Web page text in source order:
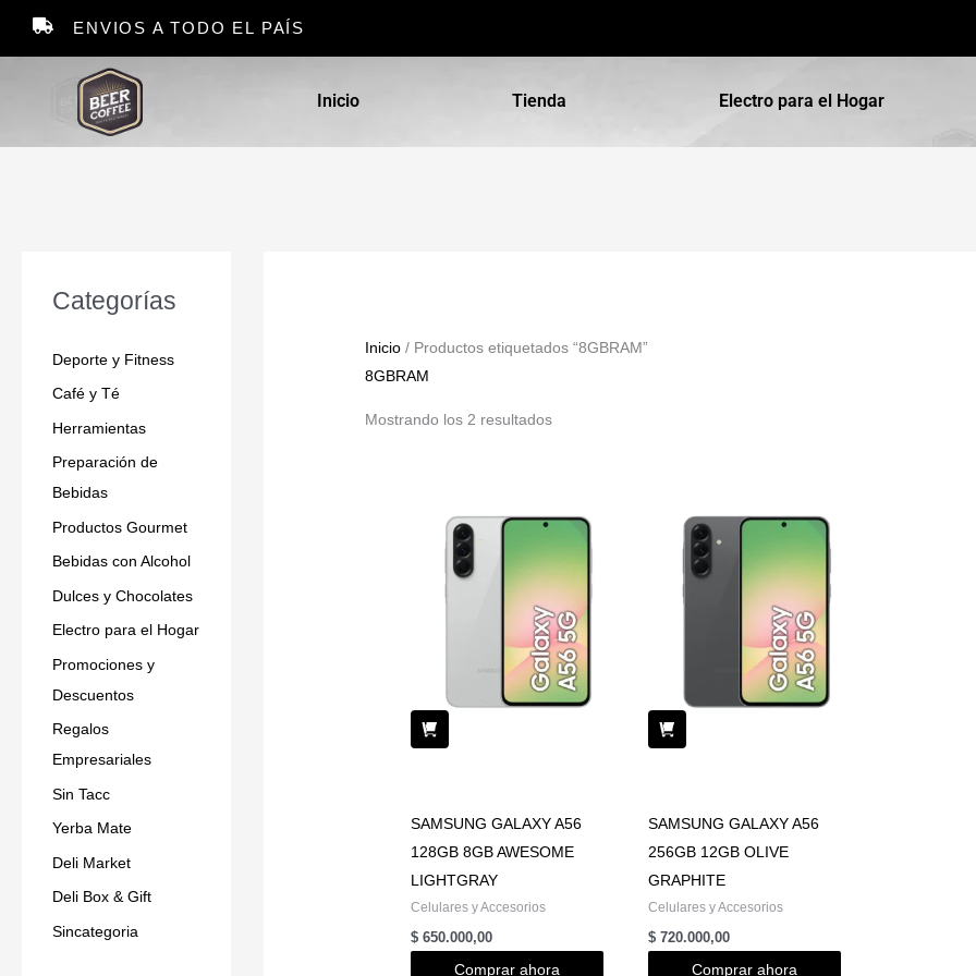
ENVIOS A TODO EL PAÍS
Inicio Tienda Electro para el Hogar
Categorías
Deporte y Fitness
Café y Té
Herramientas
Preparación de
Bebidas
Productos Gourmet
Bebidas con Alcohol
Dulces y Chocolates
Electro para el Hogar
Promociones y
Descuentos
Regalos
Empresariales
Sin Tacc
Yerba Mate
Deli Market
Deli Box & Gift
Sincategoria
Inicio / Productos etiquetados “8GBRAM”
8GBRAM
Mostrando los 2 resultados
SAMSUNG GALAXY A56
128GB 8GB AWESOME
LIGHTGRAY
Celulares y Accesorios
$ 650.000,00
Comprar ahora
SAMSUNG GALAXY A56
256GB 12GB OLIVE
GRAPHITE
Celulares y Accesorios
$ 720.000,00
Comprar ahora